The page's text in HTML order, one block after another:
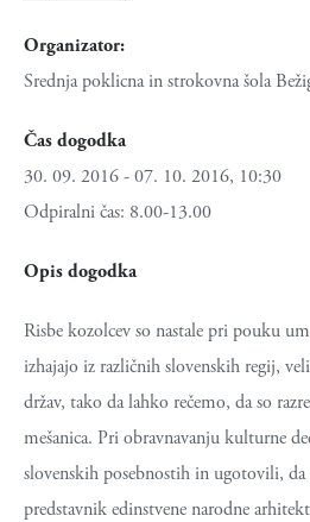
Organizator:
Srednja poklicna in strokovna šola
Čas dogodka
30. 09. 2016 - 07. 10. 2016, 10:30
Odpiralni čas: 8.00-13.00
Opis dogodka
Risbe kozolcev so nastale pri pouku
izhajajo iz različnih slovenskih regij,
držav, tako da lahko rečemo, da so
mešanica. Pri obravnavanju kulturne
slovenskih posebnostih in ugotovili, da
predstavnik edinstvene narodne